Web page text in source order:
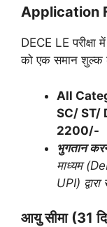
Application
DECE LE परीक्षा
को एक समान शुल्क
All
SC/ ST/
2200/-
भुगतान
माध्यम
UPI)
आयु सीमा (31